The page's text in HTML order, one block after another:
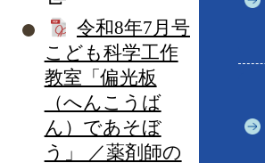
令和8年7月号
こども科学工作
教室「偏光板
（へんこうば
ん）であそぼ
う」 ／薬剤師の